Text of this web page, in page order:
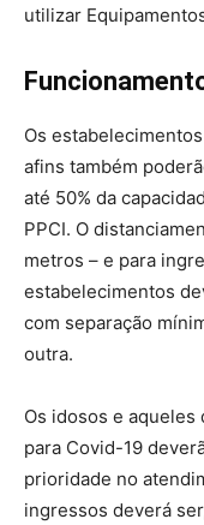
utilizar
Os
afins também
até 50% da
PPCI. O
metros – e para
estabelecimentos
com separação
outra.
Os idosos e
para Covid-19
prioridade no
ingressos deverá